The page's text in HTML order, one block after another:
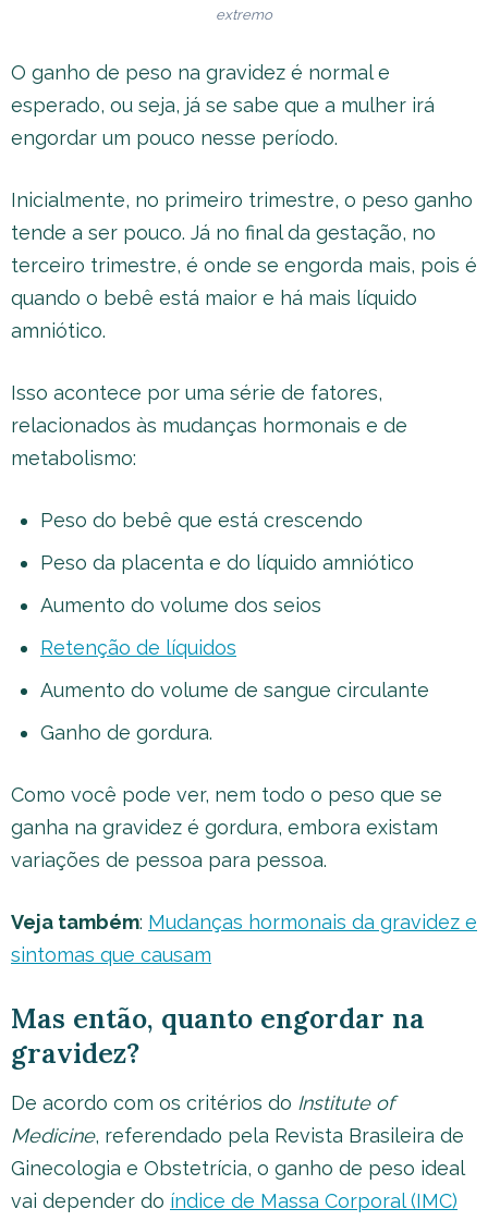
extremo
O ganho de peso na gravidez é normal e
esperado, ou seja, já se sabe que a mulher irá
engordar um pouco nesse período.
Inicialmente, no primeiro trimestre, o peso ganho
tende a ser pouco. Já no final da gestação, no
terceiro trimestre, é onde se engorda mais, pois é
quando o bebê está maior e há mais líquido
amniótico.
Isso acontece por uma série de fatores,
relacionados às mudanças hormonais e de
metabolismo:
Peso do bebê que está crescendo
Peso da placenta e do líquido amniótico
Aumento do volume dos seios
Retenção de líquidos
Aumento do volume de sangue circulante
Ganho de gordura.
Como você pode ver, nem todo o peso que se
ganha na gravidez é gordura, embora existam
variações de pessoa para pessoa.
Veja também: Mudanças hormonais da gravidez e
sintomas que causam
Mas então, quanto engordar na
gravidez?
De acordo com os critérios do Institute of
Medicine, referendado pela Revista Brasileira de
Ginecologia e Obstetrícia, o ganho de peso ideal
vai depender do índice de Massa Corporal (IMC)